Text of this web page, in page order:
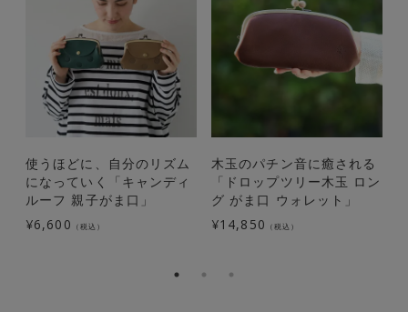
使うほどに、自分のリズム
になっていく「キャンディ
ルーフ 親子がま口」
¥6,600 （税込）
木玉のパチン音に癒される
「ドロップツリー木玉 ロン
グ がま口 ウォレット」
¥14,850 （税込）